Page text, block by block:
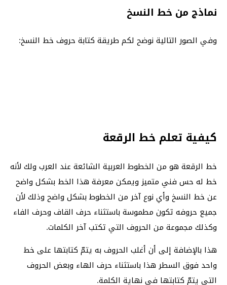
نماذج من خط النسخ
وفي الصور التالية نوضح لكم طريقة كتابة حروف خط النسخ:
كيفية تعلم خط الرقعة
خط الرقعة هو من الخطوط العربية الشائعة عند العرب ولك لأنه
خط له حس فني متميز ويمكن معرفة هذا الخط بشكل واضح
عن خط النسخ وأي نوع آخر من الخطوط بشكل واضح وذلك لأن
جميع حروفه تكون مطموسة باستثناء حرف القاف وحرف الفاء
وكذلك مجموعة من الحروف التي تكتب آخر الكلمات.
هذا بالإضافة إلى أن أغلب الحروف به يتمّ كتابتها على خط
واحد فوق السطر هذا باستثناء حرف الهاء وبعض الحروف
التي يتمّ كتابتها في نهاية الكلمة.